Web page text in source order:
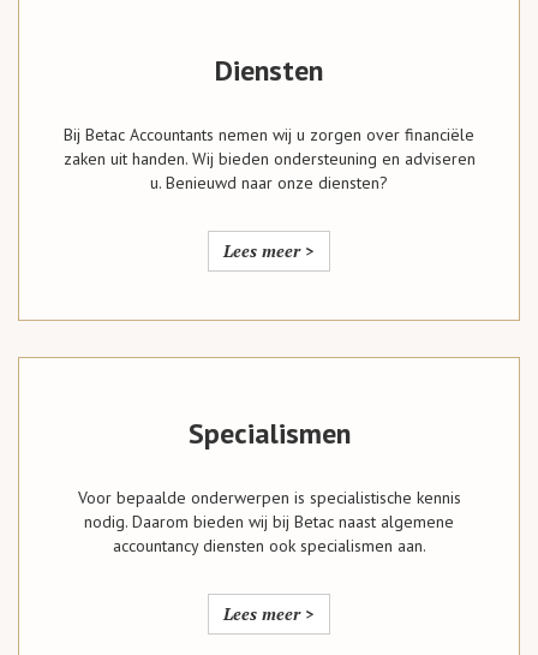
Diensten
Bij Betac Accountants nemen wij u zorgen over financiële
zaken uit handen. Wij bieden ondersteuning en adviseren
u. Benieuwd naar onze diensten?
Lees meer >
Specialismen
Voor bepaalde onderwerpen is specialistische kennis
nodig. Daarom bieden wij bij Betac naast algemene
accountancy diensten ook specialismen aan.
Lees meer >